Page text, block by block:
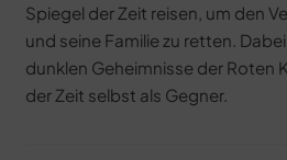
Spiegel der Zeit reisen, um den
und seine Familie zu retten.
dunklen Geheimnisse der Roten
der Zeit selbst als Gegner.